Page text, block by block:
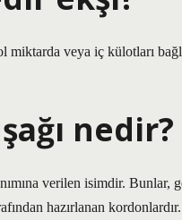
miktarda veya iç külotları
nedir?
verilen isimdir.
hazırlanan